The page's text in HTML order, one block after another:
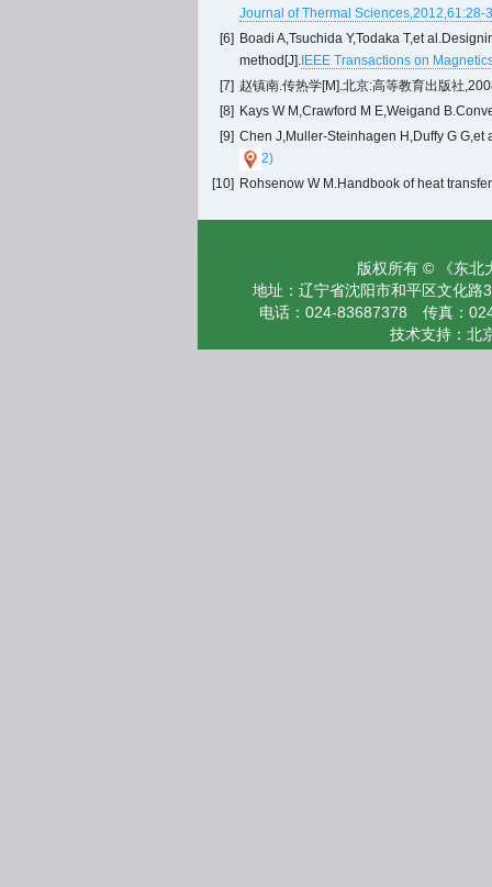
Journal of Thermal Sciences,2012,61:28-
[6] Boadi A,Tsuchida Y,Todaka T,et
method[J]. IEEE Transactions on
[7] 赵镇南.传热学[M].北京:高等教育出版社
[8] Kays W M,Crawford M E,Weigand
[9] Chen J,Muller-Steinhagen H,Duffy G
2)
[10] Rohsenow W M.Handbook of heat